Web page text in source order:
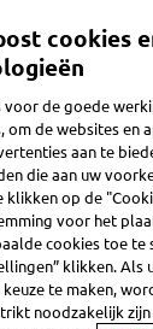
cookies
de goede
om de websites en
aan te
die aan uw
op de
voor het
cookies toe te
klikken. Als
te maken,
noodzakelijk